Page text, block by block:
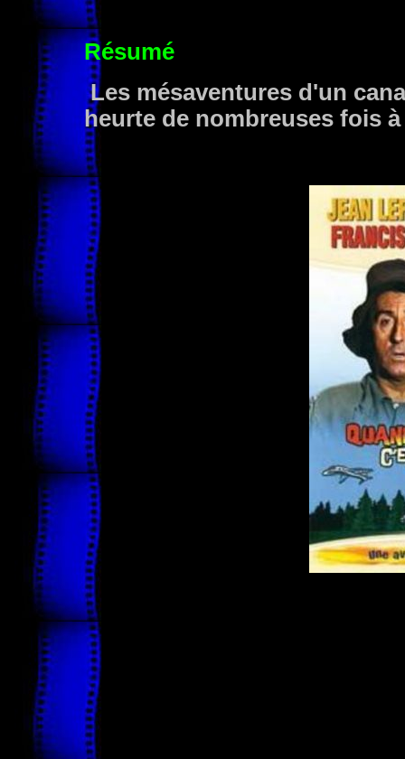
Résumé
Les mésaventures d'un
heurte de nombreuses fois